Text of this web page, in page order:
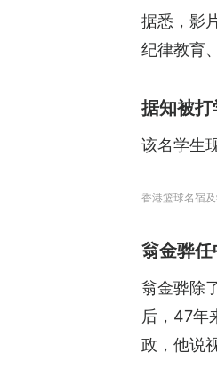
据悉，影
纪律教育
据知被
该名学生
香港篮球名宿
翁金骅
翁金骅除
后，47年
政，他说